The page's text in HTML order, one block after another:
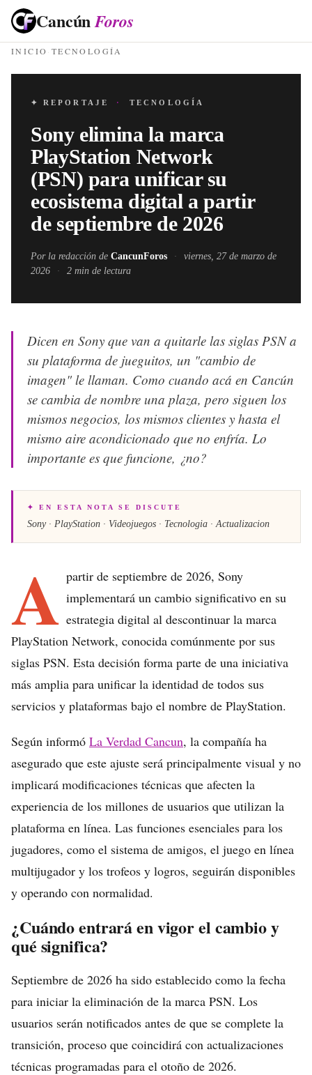
CancúnForos
INICIO· TECNOLOGÍA
✦ REPORTAJE · TECNOLOGÍA
Sony elimina la marca
PlayStation Network
(PSN) para unificar su
ecosistema digital a partir
de septiembre de 2026
Por la redacción de CancunForos ·
viernes, 27 de marzo de
2026
· 2 min de lectura
Dicen en Sony que van a quitarle las siglas PSN a
su plataforma de jueguitos, un "cambio de
imagen" le llaman. Como cuando acá en Cancún
se cambia de nombre una plaza, pero siguen los
mismos negocios, los mismos clientes y hasta el
mismo aire acondicionado que no enfría. Lo
importante es que funcione, ¿no?
✦ EN ESTA NOTA SE DISCUTE
Sony · PlayStation · Videojuegos · Tecnologia · Actualizacion
A partir de septiembre de 2026, Sony
implementará un cambio significativo en su
estrategia digital al descontinuar la marca
PlayStation Network, conocida comúnmente por sus
siglas PSN. Esta decisión forma parte de una iniciativa
más amplia para unificar la identidad de todos sus
servicios y plataformas bajo el nombre de PlayStation.
Según informó La Verdad Cancun, la compañía ha
asegurado que este ajuste será principalmente visual y no
implicará modificaciones técnicas que afecten la
experiencia de los millones de usuarios que utilizan la
plataforma en línea. Las funciones esenciales para los
jugadores, como el sistema de amigos, el juego en línea
multijugador y los trofeos y logros, seguirán disponibles
y operando con normalidad.
¿Cuándo entrará en vigor el cambio y
qué significa?
Septiembre de 2026 ha sido establecido como la fecha
para iniciar la eliminación de la marca PSN. Los
usuarios serán notificados antes de que se complete la
transición, proceso que coincidirá con actualizaciones
técnicas programadas para el otoño de 2026.